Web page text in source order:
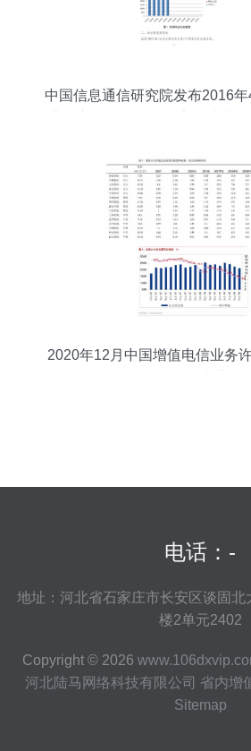
中国信息通信研究院发布2016
2020年12月中国增值电信业务
电话：-
地址：河北省石家庄市长安区谈固北
楼2单元2402
Copyright © 2026
河北陆马网络科技有限公司 省内增
Sitemap